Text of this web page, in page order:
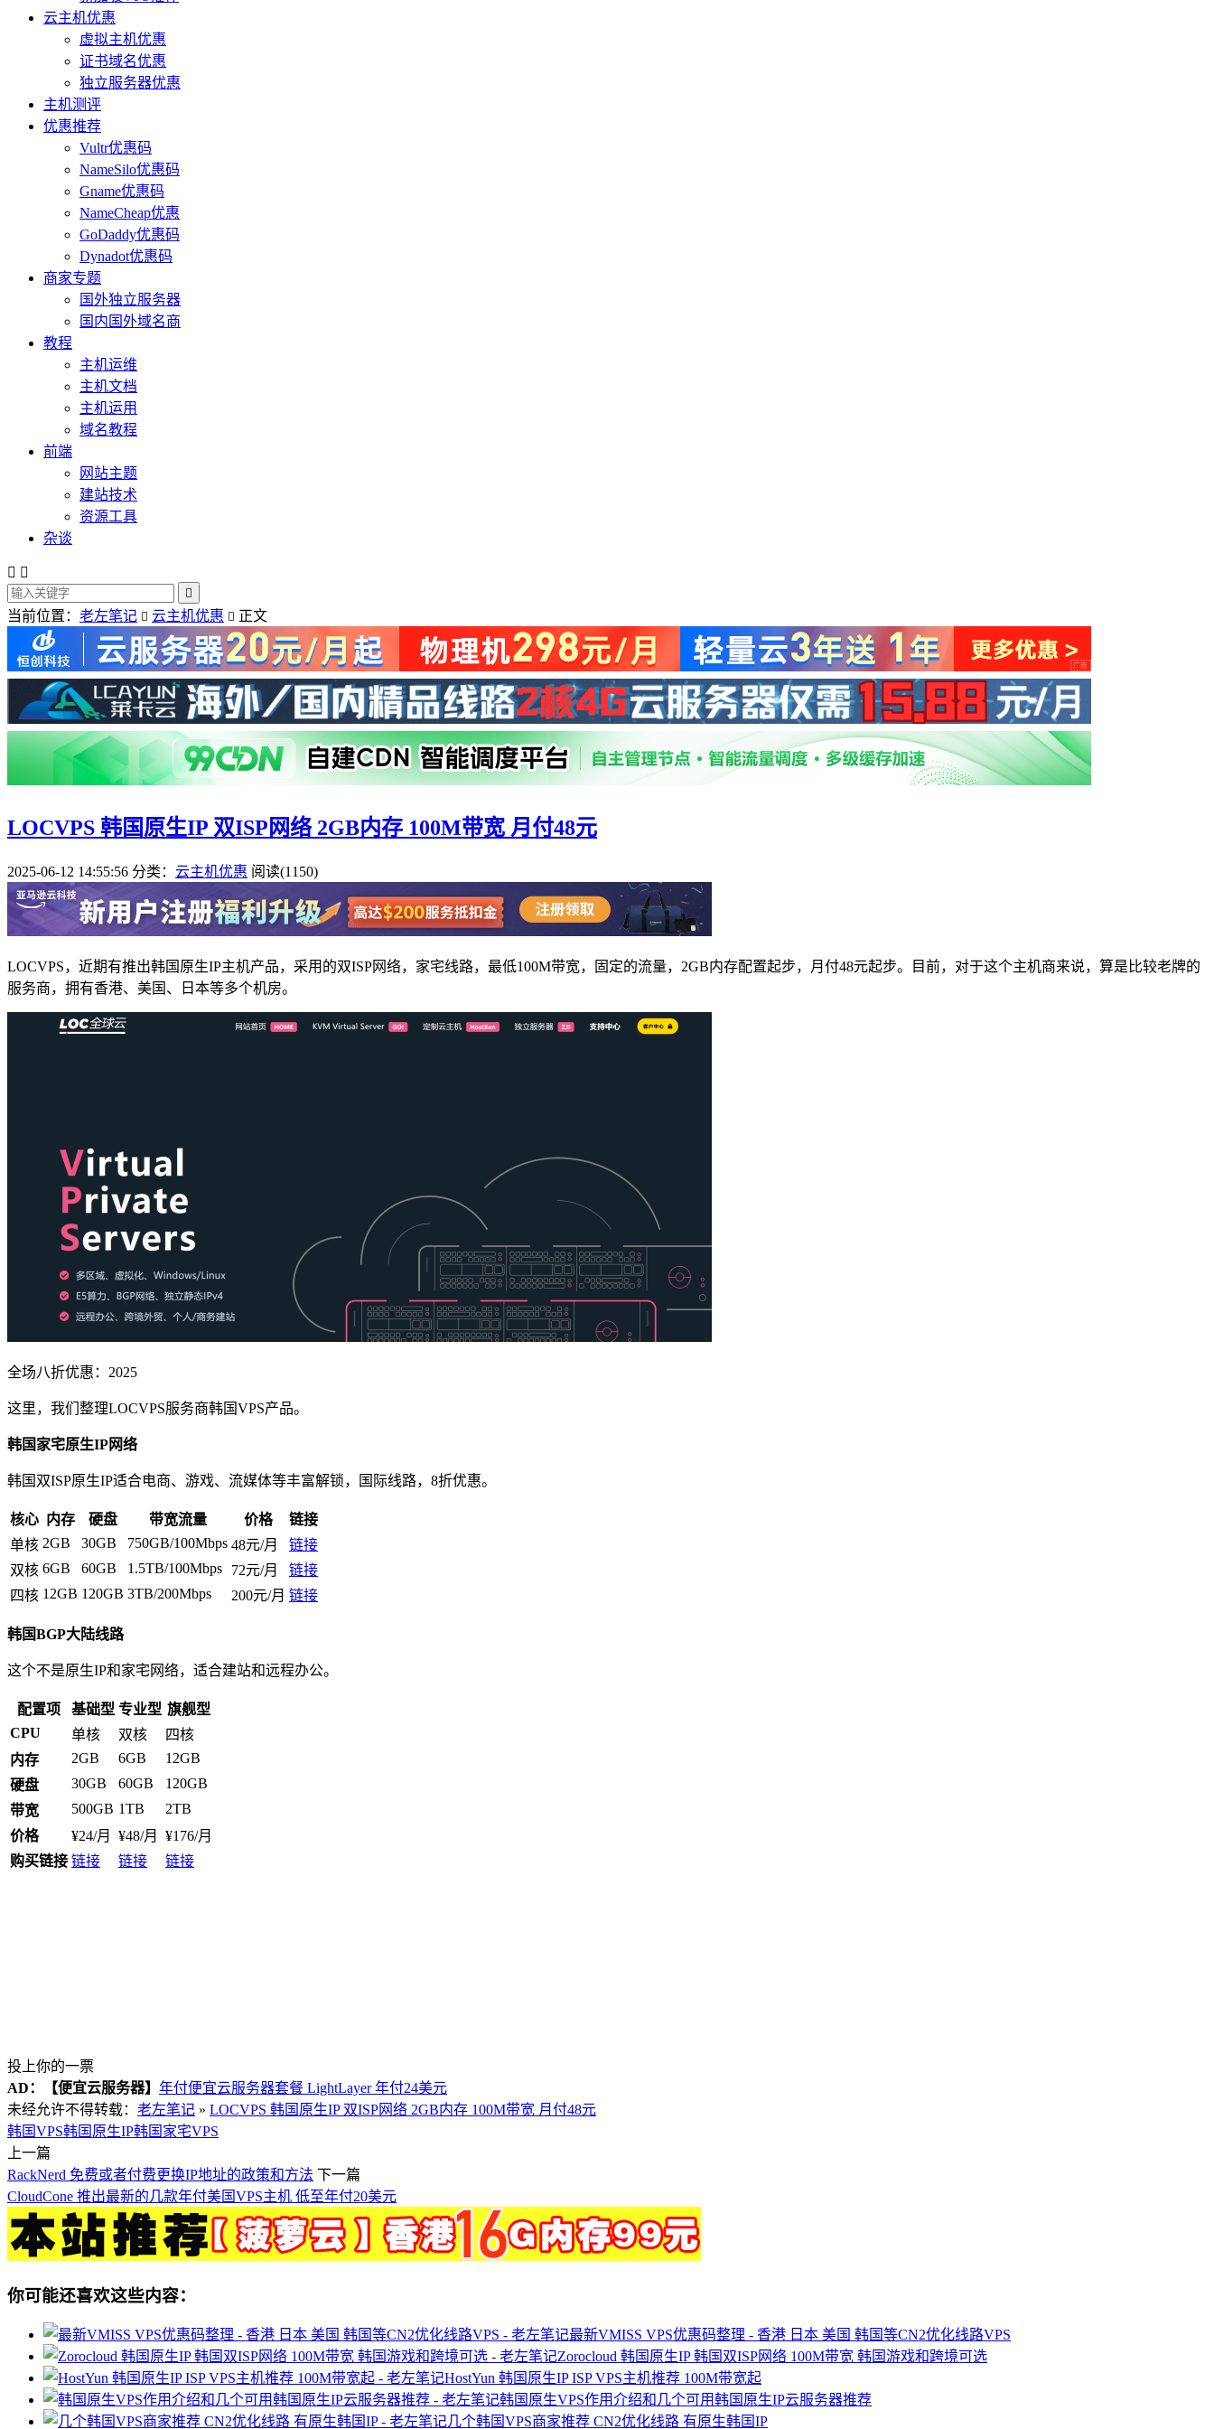
云主机优惠
虚拟主机优惠
证书域名优惠
独立服务器优惠
主机测评
优惠推荐
Vultr优惠码
NameSilo优惠码
Gname优惠码
NameCheap优惠
GoDaddy优惠码
Dynadot优惠码
商家专题
国外独立服务器
国内国外域名商
教程
主机运维
主机文档
主机运用
域名教程
前端
网站主题
建站技术
资源工具
杂谈
 

当前位置： 老左笔记  云主机优惠  正文
LOCVPS 韩国原生IP 双ISP网络 2GB内存 100M带宽 月付48元
2025-06-12 14:55:56 分类： 云主机优惠 阅读(1150)
LOCVPS，近期有推出韩国原生IP主机产品，采用的双ISP网络，家宅线路，最低100M带宽，固定的流量，2GB内存配置起步，月付48元起步。目前，对于这个主机商来说，算是比较老牌的
服务商，拥有香港、美国、日本等多个机房。
全场八折优惠： 2025
这里，我们整理LOCVPS服务商韩国VPS产品。
韩国家宅原生IP网络
韩国双ISP原生IP适合电商、游戏、流媒体等丰富解锁，国际线路，8折优惠。
核心 内存 硬盘 带宽流量 价格
链接
单核 2GB 30GB 750GB/100Mbps 48元/月
链接
双核 6GB 60GB 1.5TB/100Mbps 72元/月
链接
四核 12GB 120GB 3TB/200Mbps 200元/月 链接
韩国BGP大陆线路
这个不是原生IP和家宅网络，适合建站和远程办公。
配置项 基础型 专业型 旗舰型
CPU
单核 双核
四核
内存
2GB 6GB
12GB
硬盘
30GB 60GB
120GB
带宽
500GB 1TB
2TB
价格
¥24/月 ¥48/月
¥176/月
购买链接 链接 链接 链接
投上你的一票
AD：
【便宜云服务器】 年付便宜云服务器套餐 LightLayer 年付24美元
未经允许不得转载： 老左笔记 » LOCVPS 韩国原生IP 双ISP网络 2GB内存 100M带宽 月付48元
韩国VPS韩国原生IP韩国家宅VPS
上一篇
RackNerd 免费或者付费更换IP地址的政策和方法 下一篇
CloudCone 推出最新的几款年付美国VPS主机 低至年付20美元
你可能还喜欢这些内容：
最新VMISS VPS优惠码整理 - 香港 日本 美国 韩国等CN2优化线路VPS
Zorocloud 韩国原生IP 韩国双ISP网络 100M带宽 韩国游戏和跨境可选
HostYun 韩国原生IP ISP VPS主机推荐 100M带宽起
韩国原生VPS作用介绍和几个可用韩国原生IP云服务器推荐
几个韩国VPS商家推荐 CN2优化线路 有原生韩国IP